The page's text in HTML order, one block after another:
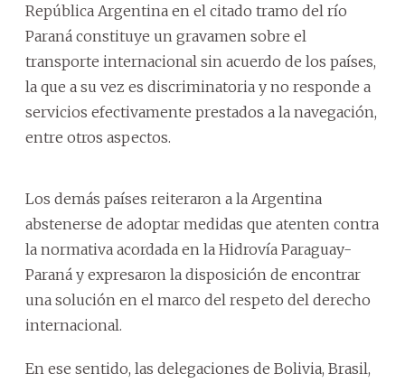
República Argentina en el citado tramo del río
Paraná constituye un gravamen sobre el
transporte internacional sin acuerdo de los países,
la que a su vez es discriminatoria y no responde a
servicios efectivamente prestados a la navegación,
entre otros aspectos.
Los demás países reiteraron a la Argentina
abstenerse de adoptar medidas que atenten contra
la normativa acordada en la Hidrovía Paraguay-
Paraná y expresaron la disposición de encontrar
una solución en el marco del respeto del derecho
internacional.
En ese sentido, las delegaciones de Bolivia, Brasil,